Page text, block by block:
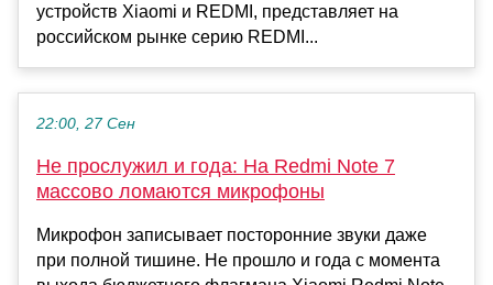
устройств Xiaomi и REDMI, представляет на
российском рынке серию REDMI...
22:00, 27 Сен
Не прослужил и года: На Redmi Note 7
массово ломаются микрофоны
Микрофон записывает посторонние звуки даже
при полной тишине. Не прошло и года с момента